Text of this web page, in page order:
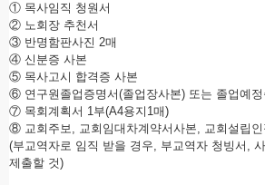
① 목사임직 청원서
② 노회장 추천서
③ 반명함판사진 2매
④ 신분증 사본
⑤ 목사고시 합격증 사본
⑥ 연구원졸업증명서(졸업장사본) 또는 졸업예정
⑦ 목회계획서 1부(A4용지 1매)
⑧ 교회주보, 교회임대차계약서사본, 교회설립
(부교역자로 임직 받을 경우, 부교역자 청빙서 ,
제출할 것)